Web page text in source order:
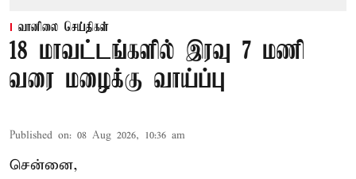
வானிலை செய்திகள்
18 மாவட்டங்களில் இரவு 7 மணி
வரை மழைக்கு வாய்ப்பு
Published on: 08 Aug 2026, 10:36 am
சென்னை,